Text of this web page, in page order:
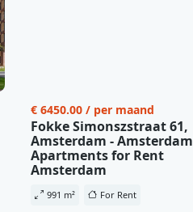
€ 6450.00 / per maand
Fokke Simonszstraat 61,
Amsterdam - Amsterdam
Apartments for Rent
Amsterdam
991 m² For Rent